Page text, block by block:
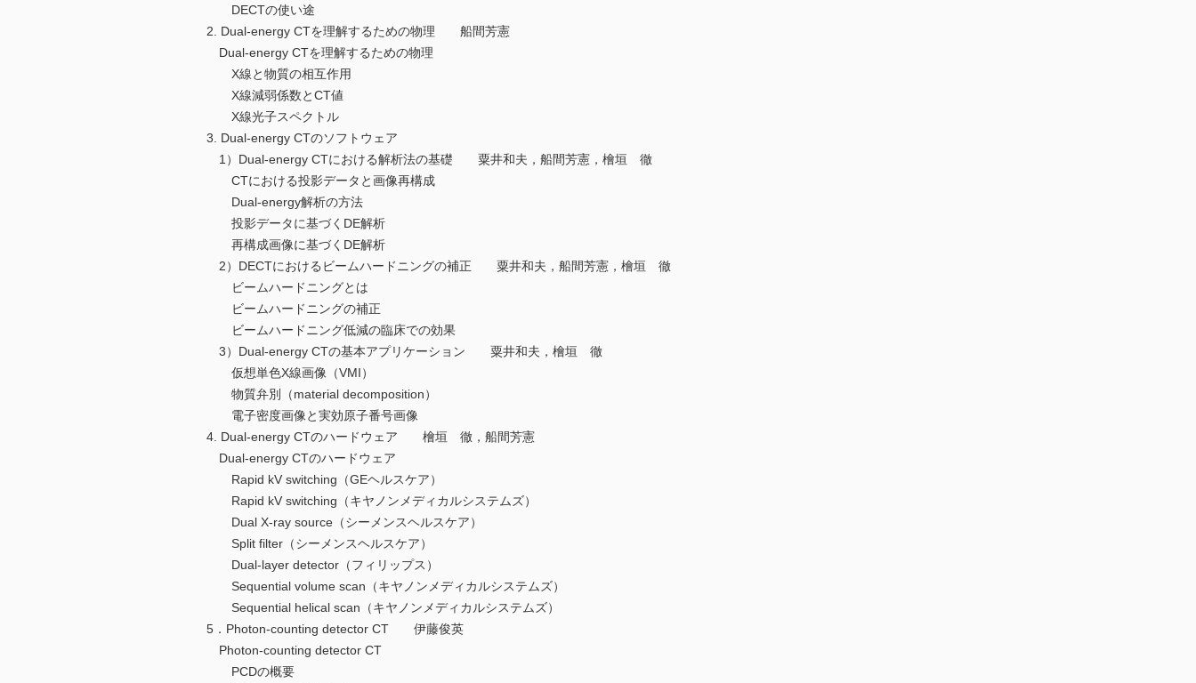
DECTの使い途
2. Dual-energy CTを理解するための物理 船間芳憲
Dual-energy CTを理解するための物理
X線と物質の相互作用
X線減弱係数とCT値
X線光子スペクトル
3. Dual-energy CTのソフトウェア
1）Dual-energy CTにおける解析法の基礎 粟井和夫，船間芳憲，檜垣 徹
CTにおける投影データと画像再構成
Dual-energy解析の方法
投影データに基づくDE解析
再構成画像に基づくDE解析
2）DECTにおけるビームハードニングの補正 粟井和夫，船間芳憲，檜垣 徹
ビームハードニングとは
ビームハードニングの補正
ビームハードニング低減の臨床での効果
3）Dual-energy CTの基本アプリケーション 粟井和夫，檜垣 徹
仮想単色X線画像（VMI）
物質弁別（material decomposition）
電子密度画像と実効原子番号画像
4. Dual-energy CTのハードウェア 檜垣 徹，船間芳憲
Dual-energy CTのハードウェア
Rapid kV switching（GEヘルスケア）
Rapid kV switching（キヤノンメディカルシステムズ）
Dual X-ray source（シーメンスヘルスケア）
Split filter（シーメンスヘルスケア）
Dual-layer detector（フィリップス）
Sequential volume scan（キヤノンメディカルシステムズ）
Sequential helical scan（キヤノンメディカルシステムズ）
5．Photon-counting detector CT 伊藤俊英
Photon-counting detector CT
PCDの概要